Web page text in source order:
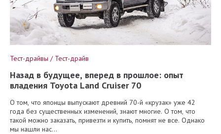
Тест-драйвы / Тест-драйв
Назад в будущее, вперед в прошлое: опыт
владения Toyota Land Cruiser 70
О том, что японцы выпускают древний 70-й «крузак» уже 42
года без существенных изменений, знают многие. О том, что
такой можно заказать, привезти и купить, помнят не все. Однако
мы нашли нас...